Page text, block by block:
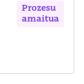
Prozesu
amaitua